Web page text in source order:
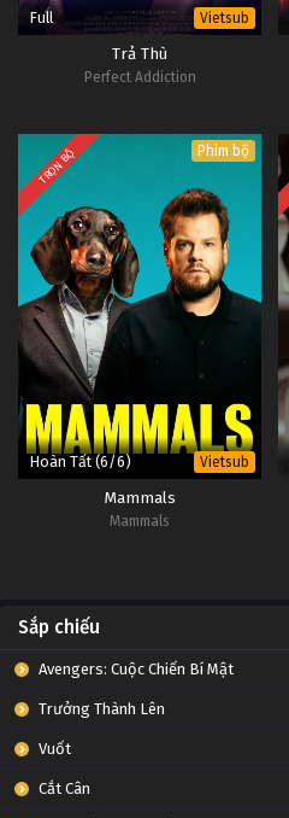
Full Vietsub
Trả Thù
Perfect Addiction
TRỌN BỘ Phim bộ
Hoàn Tất (6/6) Vietsub
Mammals
Mammals
Sắp chiếu
Avengers: Cuộc Chiến Bí Mật
Trưởng Thành Lên
Vuốt
Cắt Cân